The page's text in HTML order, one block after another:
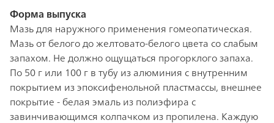
Форма выпуска
Мазь для наружного применения гомеопатическая.
Мазь от белого до желтовато-белого цвета со слабым
запахом. Не должно ощущаться прогорклого запаха.
По 50 г или 100 г в тубу из алюминия с внутренним
покрытием из эпоксифенольной пластмассы, внешнее
покрытие - белая эмаль из полиэфира с
завинчивающимся колпачком из пропилена. Каждую